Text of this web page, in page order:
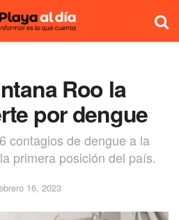
Roo la
por dengue
contagios de dengue a la
primera posición del país.
16, 2023